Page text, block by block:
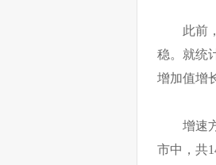
此前
稳。就统
增加值增
增速
市中，共